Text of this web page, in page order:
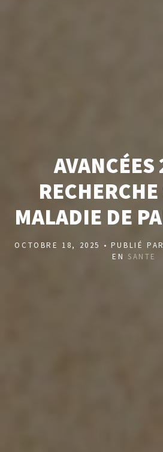
AVANCÉES
MALADIE DE
OCTOBRE 18, 2025 • PUBLIÉ PAR
EN SANTE